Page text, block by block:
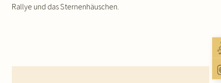
Rallye und das Sternenhäuschen.